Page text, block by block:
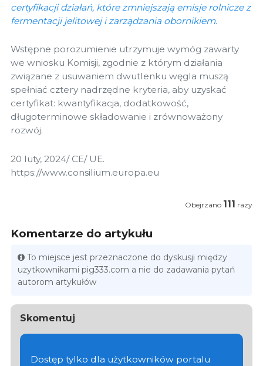
certyfikacji działań, które zmniejszają emisje rolnicze z
fermentacji jelitowej i zarządzania obornikiem.
Wstępne porozumienie utrzymuje wymóg zawarty
we wniosku Komisji, zgodnie z którym działania
związane z usuwaniem dwutlenku węgla muszą
spełniać cztery nadrzędne kryteria, aby uzyskać
certyfikat: kwantyfikacja, dodatkowość,
długoterminowe składowanie i zrównoważony
rozwój.
20 luty, 2024/ CE/ UE.
https://www.consilium.europa.eu
Obejrzano 111 razy
Komentarze do artykułu
To miejsce jest przeznaczone do dyskusji między
użytkownikami pig333.com a nie do zadawania pytań
autorom artykułów
Skomentuj
Dostęp tylko dla użytkowników portalu